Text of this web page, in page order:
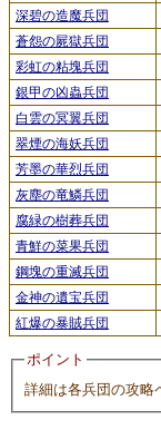
深碧の造魔兵団
蒼怨の屍獄兵団
彩虹の粘塊兵団
銀甲の凶蟲兵団
白雲の冥翼兵団
翠煙の海妖兵団
芳墨の華烈兵団
灰塵の竜鱗兵団
腐緑の樹葬兵団
青鮮の菜果兵団
鋼塊の重滅兵団
金神の遺宝兵団
紅爆の暴賊兵団
ポイント
詳細は各兵団の攻略